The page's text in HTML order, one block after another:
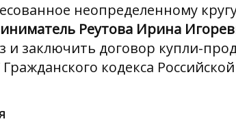
неопределенному
Реутова Ирина
и заключить договор купли-
Гражданского кодекса